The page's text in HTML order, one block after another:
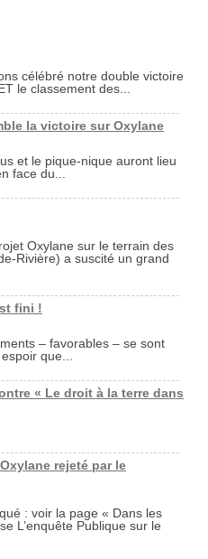
célébré notre double victoire
le classement des...
la victoire sur Oxylane
et le pique-nique auront lieu
face du...
Oxylane sur le terrain des
Rivière) a suscité un grand
fini !
– favorables – se sont
que...
« Le droit à la terre dans
rejeté par le
: voir la page « Dans les
L’enquête Publique sur le